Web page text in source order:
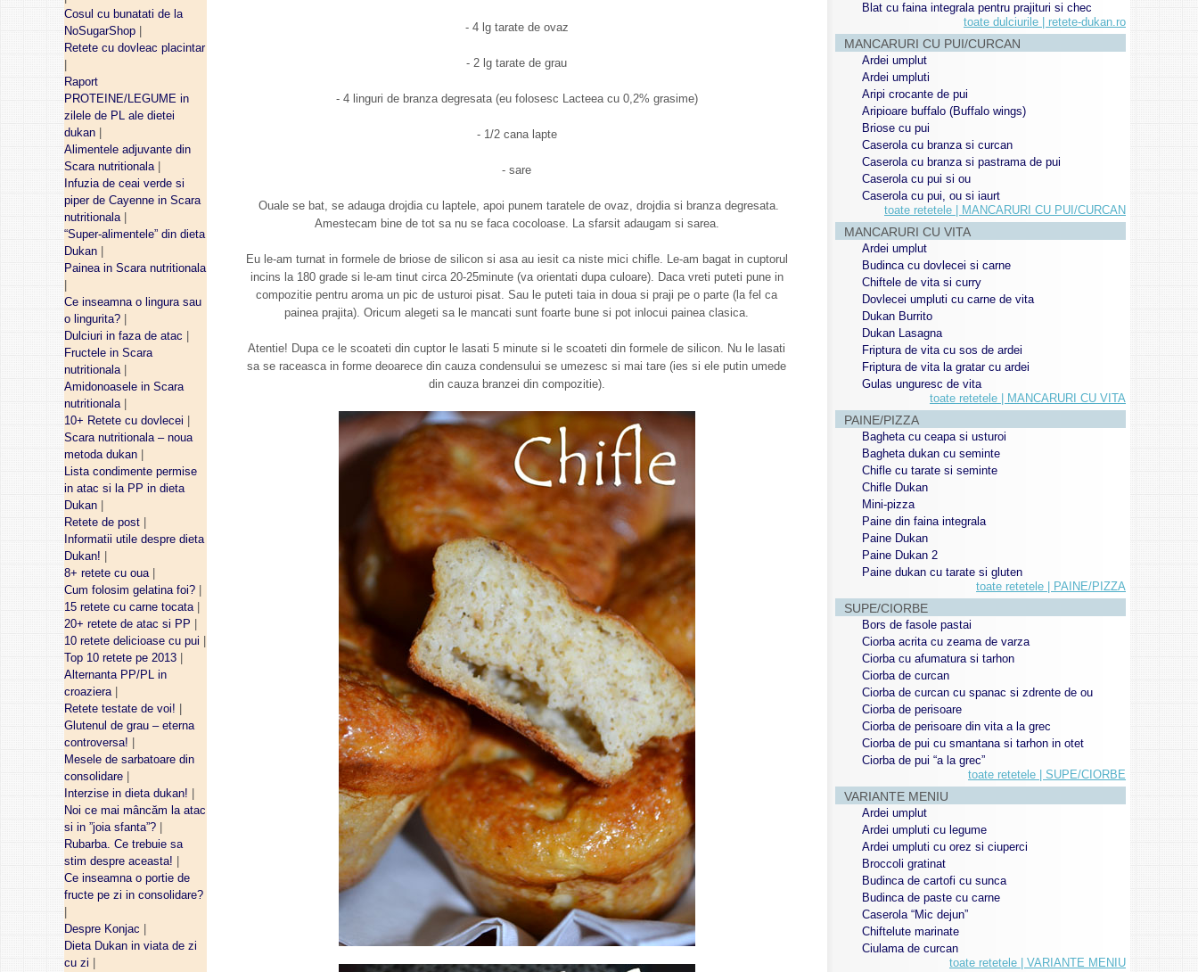
Cosul cu bunatati de la
NoSugarShop
Retete cu dovleac placintar
Raport
PROTEINE/LEGUME in
zilele de PL ale dietei
dukan
Alimentele adjuvante din
Scara nutritionala
Infuzia de ceai verde si
piper de Cayenne in Scara
nutritionala
“Super-alimentele” din dieta
Dukan
Painea in Scara nutritionala
Ce inseamna o lingura sau
o lingurita?
Dulciuri in faza de atac
Fructele in Scara
nutritionala
Amidonoasele in Scara
nutritionala
10+ Retete cu dovlecei
Scara nutritionala – noua
metoda dukan
Lista condimente permise
in atac si la PP in dieta
Dukan
Retete de post
Informatii utile despre dieta
Dukan!
8+ retete cu oua
Cum folosim gelatina foi?
15 retete cu carne tocata
20+ retete de atac si PP
10 retete delicioase cu pui
Top 10 retete pe 2013
Alternanta PP/PL in
croaziera
Retete testate de voi!
Glutenul de grau – eterna
controversa!
Mesele de sarbatoare din
consolidare
Interzise in dieta dukan!
Noi ce mai mâncăm la atac
si in ”joia sfanta”?
Rubarba. Ce trebuie sa
stim despre aceasta!
Ce inseamna o portie de
fructe pe zi in consolidare?
Despre Konjac
Dieta Dukan in viata de zi
cu zi
- 4 lg tarate de ovaz
- 2 lg tarate de grau
- 4 linguri de branza degresata (eu folosesc Lacteea cu 0,2% grasime)
- 1/2 cana lapte
- sare
Ouale se bat, se adauga drojdia cu laptele, apoi punem taratele de ovaz, drojdia si branza degresata.
Amestecam bine de tot sa nu se faca cocoloase. La sfarsit adaugam si sarea.
Eu le-am turnat in formele de briose de silicon si asa au iesit ca niste mici chifle. Le-am bagat in cuptorul
incins la 180 grade si le-am tinut circa 20-25minute (va orientati dupa culoare). Daca vreti puteti pune in
compozitie pentru aroma un pic de usturoi pisat. Sau le puteti taia in doua si praji pe o parte (la fel ca
painea prajita). Oricum alegeti sa le mancati sunt foarte bune si pot inlocui painea clasica.
Atentie! Dupa ce le scoateti din cuptor le lasati 5 minute si le scoateti din formele de silicon. Nu le lasati
sa se raceasca in forme deoarece din cauza condensului se umezesc si mai tare (ies si ele putin umede
din cauza branzei din compozitie).
Blat cu faina integrala pentru prajituri si chec
toate dulciurile | retete-dukan.ro
MANCARURI CU PUI/CURCAN
Ardei umplut
Ardei umpluti
Aripi crocante de pui
Aripioare buffalo (Buffalo wings)
Briose cu pui
Caserola cu branza si curcan
Caserola cu branza si pastrama de pui
Caserola cu pui si ou
Caserola cu pui, ou si iaurt
toate retetele | MANCARURI CU PUI/CURCAN
MANCARURI CU VITA
Ardei umplut
Budinca cu dovlecei si carne
Chiftele de vita si curry
Dovlecei umpluti cu carne de vita
Dukan Burrito
Dukan Lasagna
Friptura de vita cu sos de ardei
Friptura de vita la gratar cu ardei
Gulas unguresc de vita
toate retetele | MANCARURI CU VITA
PAINE/PIZZA
Bagheta cu ceapa si usturoi
Bagheta dukan cu seminte
Chifle cu tarate si seminte
Chifle Dukan
Mini-pizza
Paine din faina integrala
Paine Dukan
Paine Dukan 2
Paine dukan cu tarate si gluten
toate retetele | PAINE/PIZZA
SUPE/CIORBE
Bors de fasole pastai
Ciorba acrita cu zeama de varza
Ciorba cu afumatura si tarhon
Ciorba de curcan
Ciorba de curcan cu spanac si zdrente de ou
Ciorba de perisoare
Ciorba de perisoare din vita a la grec
Ciorba de pui cu smantana si tarhon in otet
Ciorba de pui “a la grec”
toate retetele | SUPE/CIORBE
VARIANTE MENIU
Ardei umplut
Ardei umpluti cu legume
Ardei umpluti cu orez si ciuperci
Broccoli gratinat
Budinca de cartofi cu sunca
Budinca de paste cu carne
Caserola “Mic dejun”
Chiftelute marinate
Ciulama de curcan
toate retetele | VARIANTE MENIU